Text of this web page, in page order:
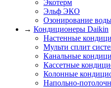
Экотерм
Эльф ЭКО
Озонирование
→ Кондиционеры Daikin
Настенные
Мульти сплит
Канальные
Кассетные
Колонные
Напольно-